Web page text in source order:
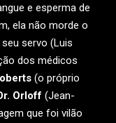
e esperma de
ela não morde o
servo (Luis
dos médicos
(o próprio
Orloff (Jean-
que foi vilão